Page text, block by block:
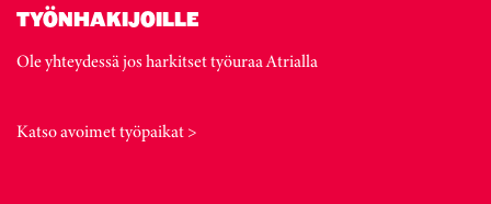
TYÖNHAKIJOILLE
Ole yhteydessä jos harkitset työuraa Atrialla
Katso avoimet työpaikat >